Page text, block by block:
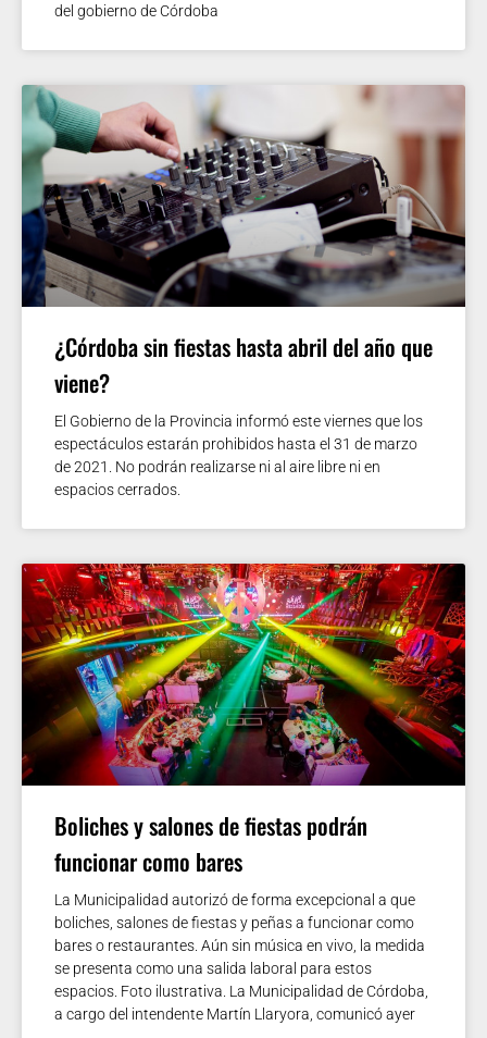
del gobierno de Córdoba
¿Córdoba sin fiestas hasta abril del año que
viene?
El Gobierno de la Provincia informó este viernes que los
espectáculos estarán prohibidos hasta el 31 de marzo
de 2021. No podrán realizarse ni al aire libre ni en
espacios cerrados.
Boliches y salones de fiestas podrán
funcionar como bares
La Municipalidad autorizó de forma excepcional a que
boliches, salones de fiestas y peñas a funcionar como
bares o restaurantes. Aún sin música en vivo, la medida
se presenta como una salida laboral para estos
espacios. Foto ilustrativa. La Municipalidad de Córdoba,
a cargo del intendente Martín Llaryora, comunicó ayer